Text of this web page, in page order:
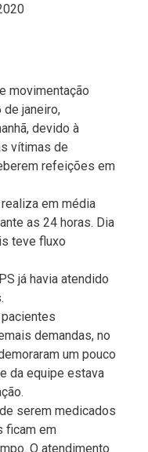
movimentação
de janeiro,
devido à
vítimas de
refeições em
em média
as 24 horas. Dia
teve fluxo
já havia atendido
demandas, no
um pouco
da equipe estava
serem medicados
ficam em
O atendimento